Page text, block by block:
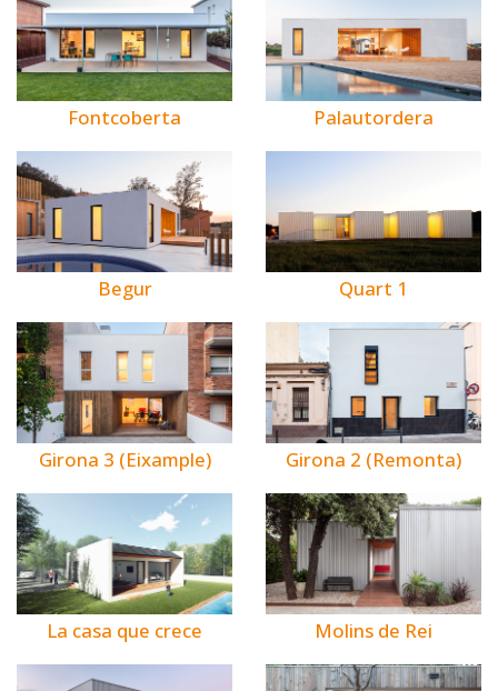
Fontcoberta Palautordera
Begur Quart 1
Girona 3 (Eixample) Girona 2 (Remonta)
La casa que crece Molins de Rei